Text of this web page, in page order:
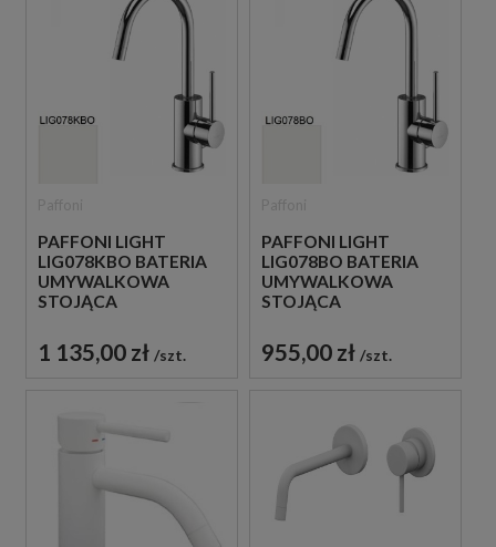
PAFFONI LIGHT
LIG078KBO BATERIA
UMYWALKOWA
STOJĄCA
BIAŁA
1 135,00 zł szt.
PAFFONI LIGHT
LIG078BO BATERIA
UMYWALKOWA
STOJĄCA
BIAŁA
955,00 zł szt.